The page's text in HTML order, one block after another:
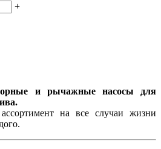
+
и рычажные насосы для
на все случаи жизни